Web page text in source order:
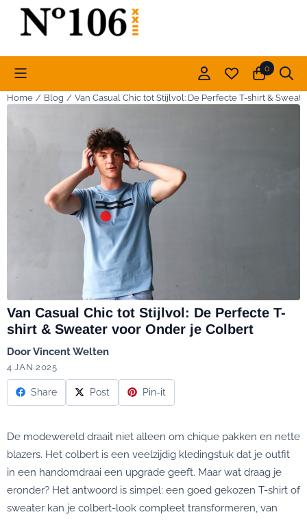
Cookievoorkeuren zijn momenteel gesloten.
0
Home / Blog / Van Casual Chic tot Stijlvol: De Perfecte T-shirt &
Van Casual Chic tot Stijlvol: De Perfecte T-
shirt & Sweater voor Onder je Colbert
DoorVincent Welten
4 JAN 2025
Share Post Pin-it
De modewereld draait niet alleen om chique pakken en nette
blazers. Het colbert is een veelzijdig kledingstuk dat je outfit
in een handomdraai een upgrade geeft. Maar wat draag je
eronder? Het antwoord is simpel: een goed gekozen T-shirt of
sweater kan je colbert-look compleet transformeren, van